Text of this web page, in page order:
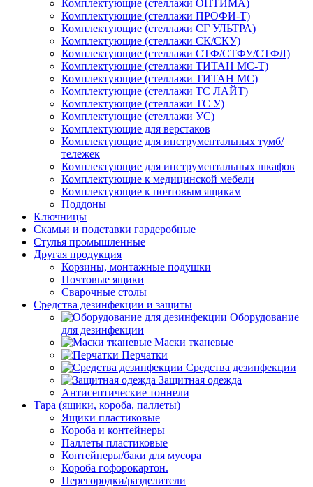
Комплектующие (стеллажи ОПТИМА)
Комплектующие (стеллажи ПРОФИ-Т)
Комплектующие (стеллажи СГ УЛЬТРА)
Комплектующие (стеллажи СК/СКУ)
Комплектующие (стеллажи СТФ/СТФУ/СТФЛ)
Комплектующие (стеллажи ТИТАН МС-Т)
Комплектующие (стеллажи ТИТАН МС)
Комплектующие (стеллажи ТС ЛАЙТ)
Комплектующие (стеллажи ТС У)
Комплектующие (стеллажи УС)
Комплектующие для верстаков
Комплектующие для инструментальных тумб/
тележек
Комплектующие для инструментальных шкафов
Комплектующие к медицинской мебели
Комплектующие к почтовым ящикам
Поддоны
Ключницы
Скамьи и подставки гардеробные
Стулья промышленные
Другая продукция
Корзины, монтажные подушки
Почтовые ящики
Сварочные столы
Средства дезинфекции и защиты
Оборудование
для дезинфекции
Маски тканевые
Перчатки
Средства дезинфекции
Защитная одежда
Антисептические тоннели
Тара (ящики, короба, паллеты)
Ящики пластиковые
Короба и контейнеры
Паллеты пластиковые
Контейнеры/баки для мусора
Короба гофорокартон.
Перегородки/разделители